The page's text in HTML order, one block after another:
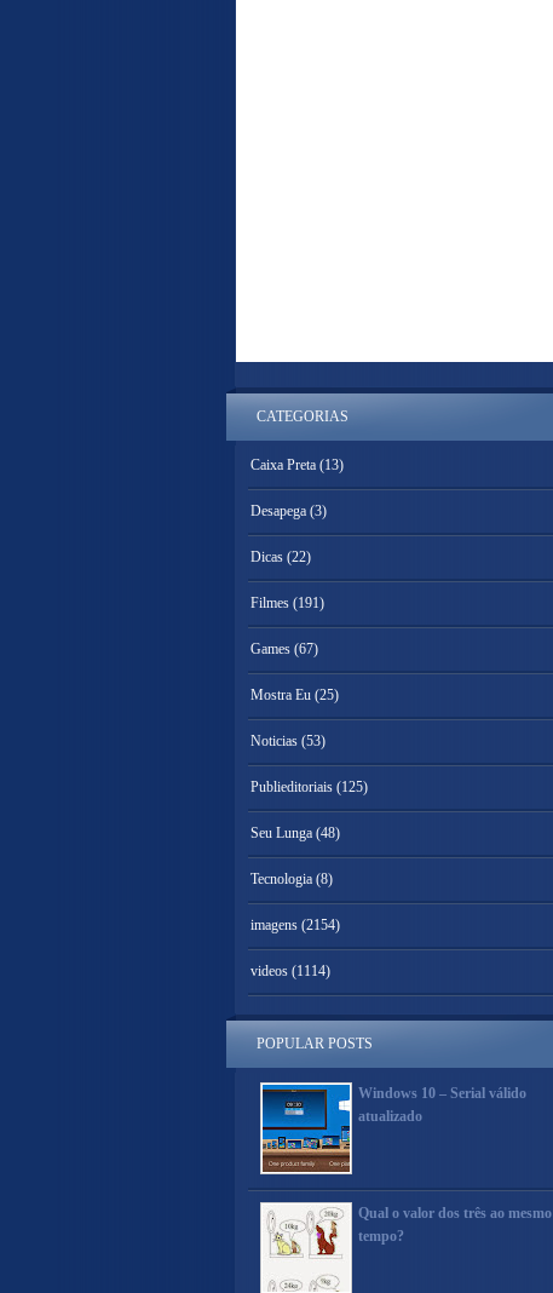
CATEGORIAS
Caixa Preta (13)
Desapega (3)
Dicas (22)
Filmes (191)
Games (67)
Mostra Eu (25)
Noticias (53)
Publieditoriais (125)
Seu Lunga (48)
Tecnologia (8)
imagens (2154)
videos (1114)
POPULAR POSTS
Windows 10 – Serial válido
atualizado
Qual o valor dos três ao mesmo
tempo?